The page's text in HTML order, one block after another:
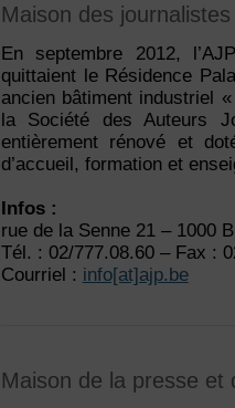
Maison des
En septembre 2012,
quittaient le Résidence
ancien bâtiment industriel
la Société des Auteurs
entièrement rénové et
d’accueil, formation et
Infos :
rue de la Senne 21 – 1000
Tél. : 02/777.08.60 – Fax :
Courriel : info[at]ajp.be
Maison de la presse et